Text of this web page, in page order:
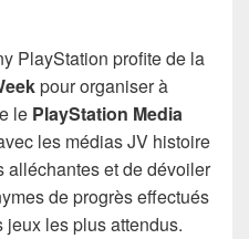
PlayStation profite de la
pour organiser à
le PlayStation Media
les médias JV histoire
alléchantes et de dévoiler
de progrès effectués
les plus attendus.